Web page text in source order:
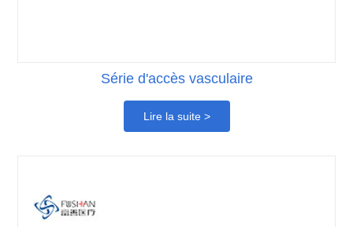
Série d'accès vasculaire
Lire la suite >